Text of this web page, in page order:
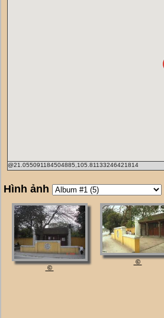
@21.055091184504885,105.81133246421814
Hình ảnh
©
©